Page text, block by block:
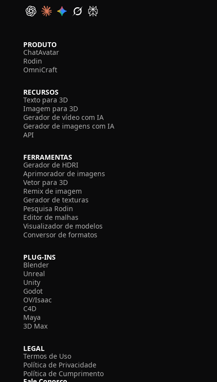
PRODUTO
ChatAvatar
Rodin
OmniCraft
RECURSOS
Texto para 3D
Imagem para 3D
Gerador de vídeo com IA
Gerador de imagens com IA
API
FERRAMENTAS
Gerador de HDRI
Aprimorador de imagens
Vetor para 3D
Remix de imagem
Gerador de texturas
Pesquisa Rodin
Editor de malhas
Visualizador de modelos
Conversor de formatos
PLUG-INS
Blender
Unreal
Unity
Godot
OV/Isaac
C4D
Maya
3D Max
LEGAL
Termos de Uso
Política de Privacidade
Política de Cumprimento